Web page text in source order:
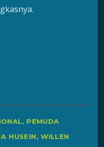
, PEMUDA
HUSEIN,WILLEN